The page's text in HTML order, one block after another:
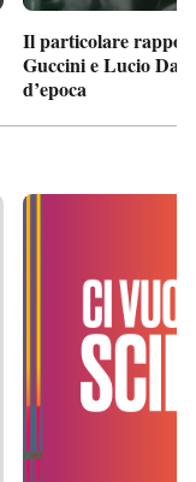
Il particolare
Guccini e Lucio
d’epoca